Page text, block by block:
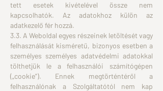
tett esetek kivételével össze nem
kapcsolhatók. Az adatokhoz külön az
adatkezelő fér hozzá.
3.3. A Weboldal egyes részeinek letöltését vagy
felhasználását kisméretű, bizonyos esetben a
személyes személyes adatvédelmi adatokkal
tölthetjük le a felhasználói számítógépen
(„cookie”). Ennek megtörténtéről a
felhasználónak a Szolgáltatótól nem kap